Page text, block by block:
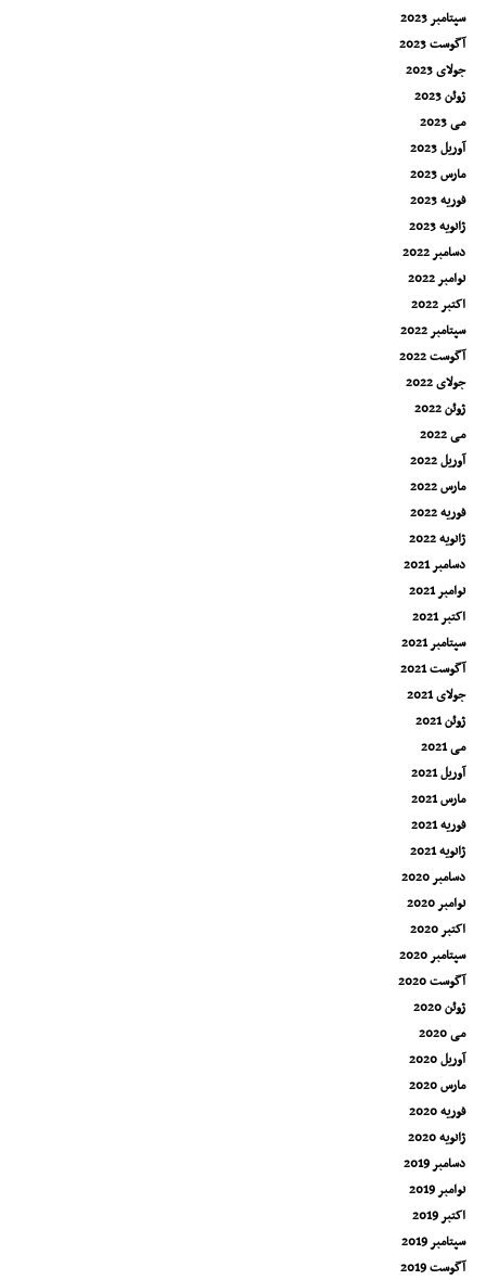
سپتامبر 2023
آگوست 2023
جولای 2023
ژوئن 2023
می 2023
آوریل 2023
مارس 2023
فوریه 2023
ژانویه 2023
دسامبر 2022
نوامبر 2022
اکتبر 2022
سپتامبر 2022
آگوست 2022
جولای 2022
ژوئن 2022
می 2022
آوریل 2022
مارس 2022
فوریه 2022
ژانویه 2022
دسامبر 2021
نوامبر 2021
اکتبر 2021
سپتامبر 2021
آگوست 2021
جولای 2021
ژوئن 2021
می 2021
آوریل 2021
مارس 2021
فوریه 2021
ژانویه 2021
دسامبر 2020
نوامبر 2020
اکتبر 2020
سپتامبر 2020
آگوست 2020
ژوئن 2020
می 2020
آوریل 2020
مارس 2020
فوریه 2020
ژانویه 2020
دسامبر 2019
نوامبر 2019
اکتبر 2019
سپتامبر 2019
آگوست 2019